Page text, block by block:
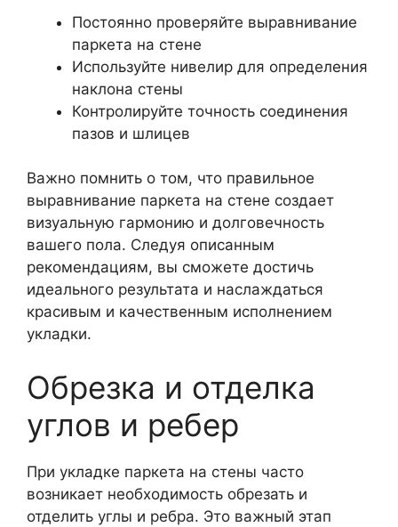
Постоянно проверяйте выравнивание
паркета на стене
Используйте нивелир для определения
наклона стены
Контролируйте точность соединения
пазов и шлицев
Важно помнить о том, что правильное
выравнивание паркета на стене создает
визуальную гармонию и долговечность
вашего пола. Следуя описанным
рекомендациям, вы сможете достичь
идеального результата и наслаждаться
красивым и качественным исполнением
укладки.
Обрезка и отделка
углов и ребер
При укладке паркета на стены часто
возникает необходимость обрезать и
отделить углы и ребра. Это важный этап